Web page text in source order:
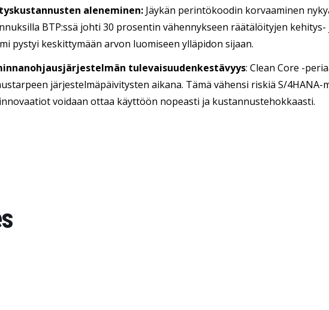
aleneminen: Jäykän perintökoodin korvaaminen
BTP:ssä johti 30 prosentin vähennykseen räätälöityjen
pystyi keskittymään arvon luomiseen ylläpidon sijaan.
tulevaisuudenkestävyys: Clean Core -
järjestelmäpäivitysten aikana. Tämä vähensi riskiä S/
voidaan ottaa käyttöön nopeasti ja kustannustehokkaasti.